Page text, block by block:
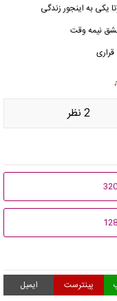
یکی به اینجور زندگی
نیمه وقت
2 نظر
پینترست ایمیل